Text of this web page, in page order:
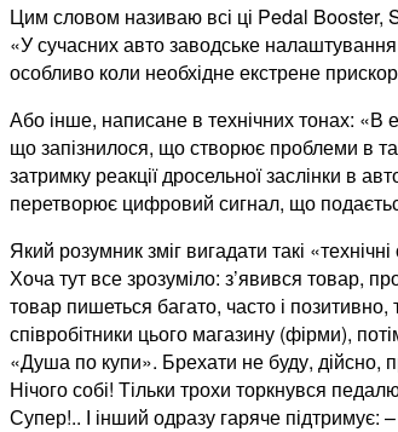
Цим словом називаю всі ці Pedal Booster,
«У сучасних авто заводське
особливо коли необхідне екстрене
Або інше, написане в технічних тонах: «В
що запізнилося, що створює проблеми в
затримку реакції дросельної заслінки в
перетворює цифровий сигнал, що
Який розумник зміг вигадати такі
Хоча тут все зрозуміло: з’явився товар,
товар пишеться багато, часто і
співробітники цього магазину (фірми),
«Душа по купи». Брехати не буду, дійсно,
Нічого собі! Тільки трохи торкнувся
Супер!.. І інший одразу гаряче підтримує: